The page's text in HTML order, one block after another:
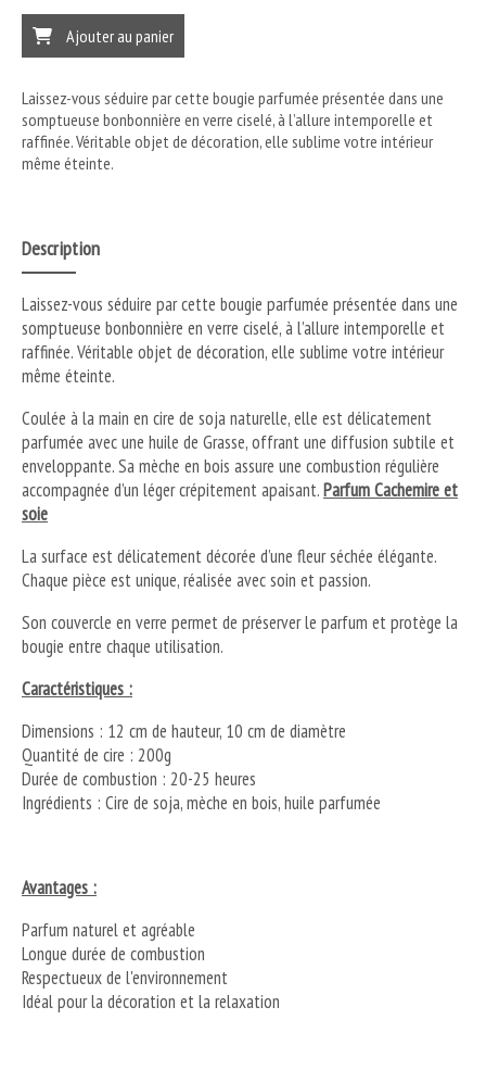
Ajouter au panier
Laissez-vous séduire par cette bougie parfumée présentée dans une
somptueuse bonbonnière en verre ciselé, à l’allure intemporelle et
raffinée. Véritable objet de décoration, elle sublime votre intérieur
même éteinte.
Description
Laissez-vous séduire par cette bougie parfumée présentée dans une
somptueuse bonbonnière en verre ciselé, à l’allure intemporelle et
raffinée. Véritable objet de décoration, elle sublime votre intérieur
même éteinte.
Coulée à la main en cire de soja naturelle, elle est délicatement
parfumée avec une huile de Grasse, offrant une diffusion subtile et
enveloppante. Sa mèche en bois assure une combustion régulière
accompagnée d’un léger crépitement apaisant.Parfum Cachemire et
soie
La surface est délicatement décorée d’une fleur séchée élégante.
Chaque pièce est unique, réalisée avec soin et passion.
Son couvercle en verre permet de préserver le parfum et protège la
bougie entre chaque utilisation.
Caractéristiques :
Dimensions : 12 cm de hauteur, 10 cm de diamètre
Quantité de cire : 200g
Durée de combustion : 20-25 heures
Ingrédients : Cire de soja, mèche en bois, huile parfumée
Avantages :
Parfum naturel et agréable
Longue durée de combustion
Respectueux de l'environnement
Idéal pour la décoration et la relaxation